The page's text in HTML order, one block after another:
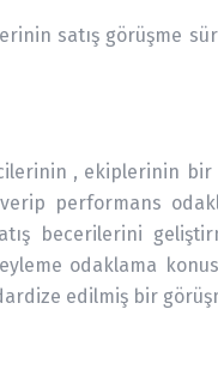
satış görüşme
, ekiplerinin
performans
becerilerini
odaklama
edilmiş bir